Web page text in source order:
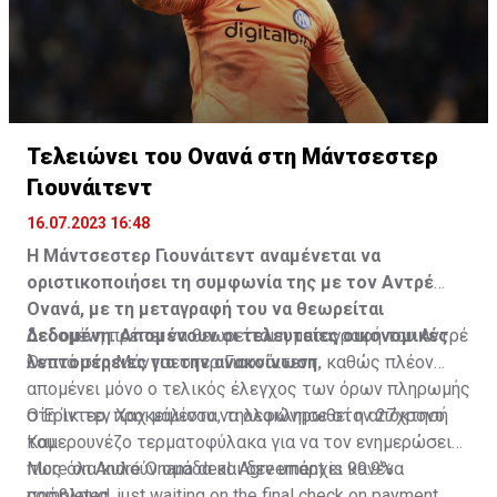
Τελειώνει του Ονανά στη Μάντσεστερ
Γιουνάιτεντ
16.07.2023 16:48
Η Μάντσεστερ Γιουνάιτεντ αναμένεται να
οριστικοποιήσει τη συμφωνία της με τον Αντρέ
Ονανά, με τη μεταγραφή του να θεωρείται
δεδομένη. Απομένουν οι τελευταίες οικονομικές
λεπτομέρειες για την ανακοίνωση.
Δεδομένη πρέπει να θεωρείται η μεταγραφή του Αντρέ
Ονανά στη Μάντσεστερ Γιουνάιτεντ, καθώς πλέον
απομένει μόνο ο τελικός έλεγχος των όρων πληρωμής
στη Ίντερ, προκειμένου να ολοκληρωθεί η απόκτησή
του.
Ο Έρικ τεν Χαχ μάλιστα, τηλεφώνησε στον 27χρονο
Καμερουνέζο τερματοφύλακα για να τον ενημερώσει
πως όλα κυλούν ομάδα και δεν υπάρχει κανένα
More on André Onana deal. Agreement is 99.9%